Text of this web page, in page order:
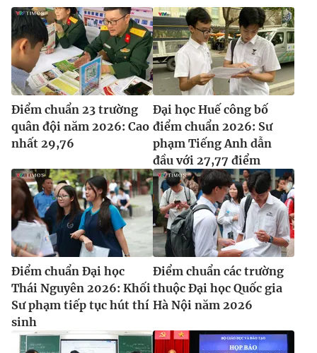
Điểm chuẩn 23 trường
quân đội năm 2026: Cao
nhất 29,76
Đại học Huế công bố
điểm chuẩn 2026: Sư
phạm Tiếng Anh dẫn
đầu với 27,77 điểm
Điểm chuẩn Đại học
Thái Nguyên 2026: Khối
Sư phạm tiếp tục hút thí
sinh
Điểm chuẩn các trường
thuộc Đại học Quốc gia
Hà Nội năm 2026